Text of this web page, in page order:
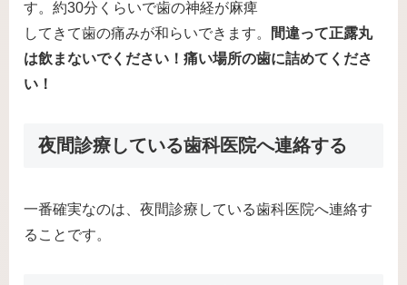
す。約30分くらいで歯の神経が麻痺
してきて歯の痛みが和らいできます。
間違って正露丸
は飲まないでください！痛い場所の歯に詰めてくださ
い！
夜間診療している歯科医院へ連絡する
一番確実なのは、夜間診療している歯科医院へ連絡す
ることです。